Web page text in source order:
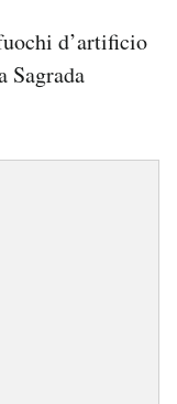
d’artificio
Sagrada